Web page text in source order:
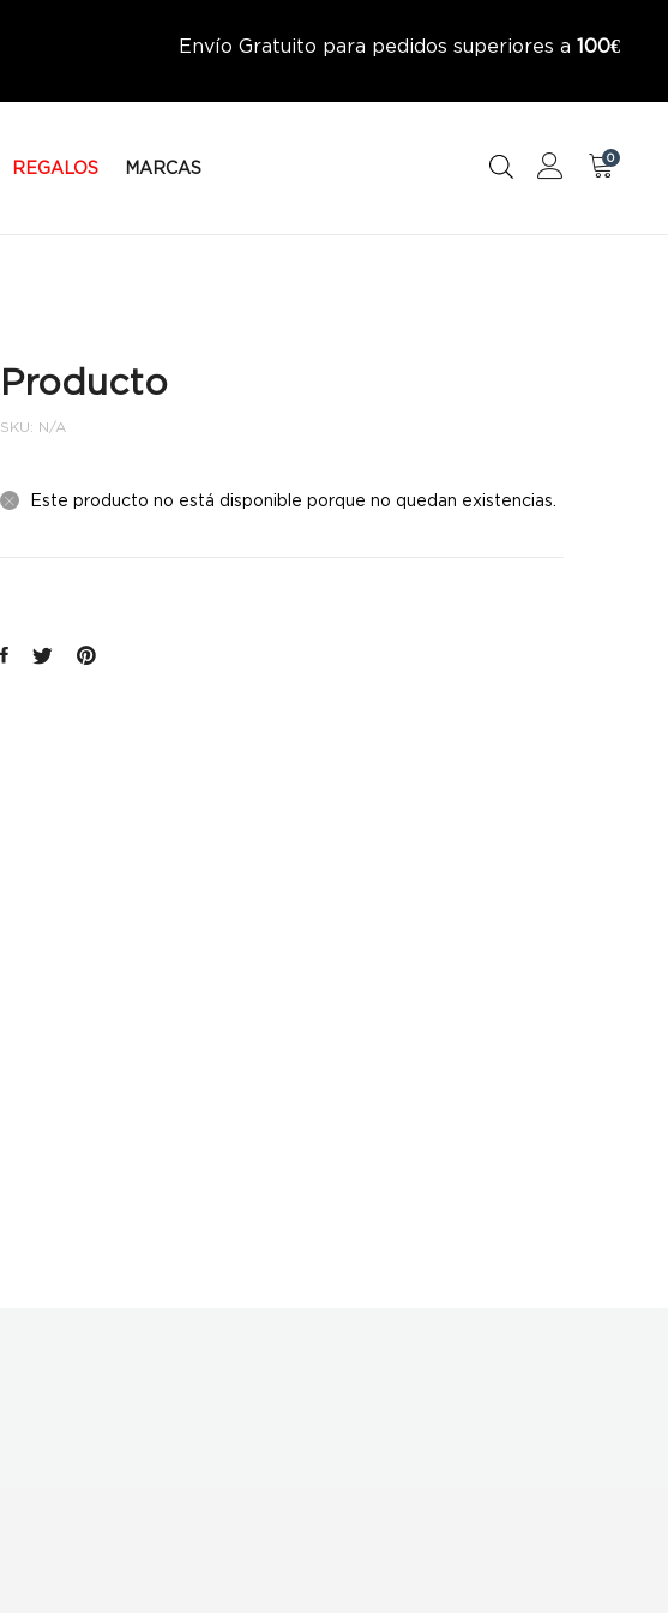
Envío Gratuito para pedidos superiores a 100€
REGALOS MARCAS
0
Producto
SKU: N/A
Este producto no está disponible porque no quedan existencias.